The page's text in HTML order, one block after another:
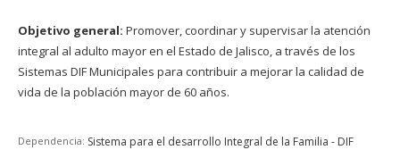
Objetivo general: Promover, coordinar y supervisar la atención
integral al adulto mayor en el Estado de Jalisco, a través de los
Sistemas DIF Municipales para contribuir a mejorar la calidad de
vida de la población mayor de 60 años.
Dependencia: Sistema para el desarrollo Integral de la Familia - DIF